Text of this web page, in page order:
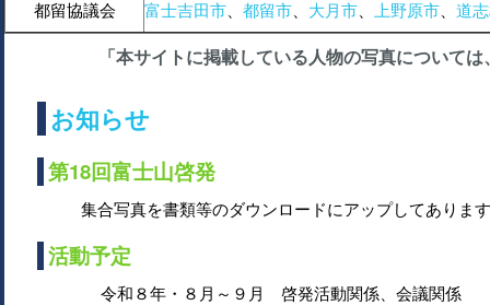
都留協議会
富士吉田市 都留市 大月市 上野原市 道
「本サイトに掲載している人物の写真について
お知らせ
第18回富士山啓発
集合写真を書類等のダウンロードにアップしてありま
活動予定
令和８年・８月～９月 啓発活動関係、会議関係